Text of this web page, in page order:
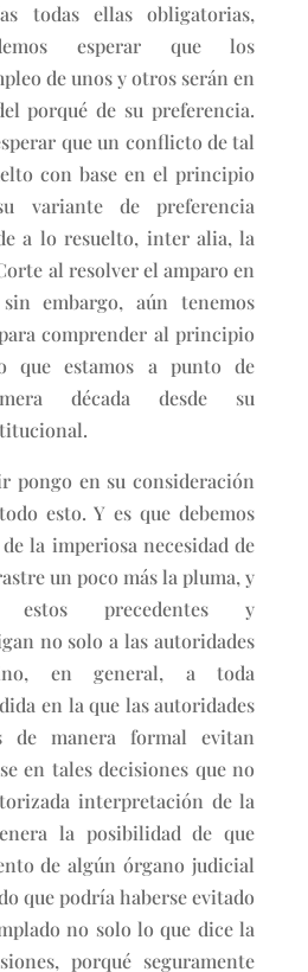
todas ellas obligatorias,
esperar que los
de unos y otros serán en
porqué de su preferencia.
que un conflicto de tal
con base en el principio
variante de preferencia
a lo resuelto, inter alia, la
al resolver el amparo en
embargo, aún tenemos
comprender al principio
que estamos a punto de
década desde su
pongo en su consideración
esto. Y es que debemos
la imperiosa necesidad de
un poco más la pluma, y
estos precedentes y
no solo a las autoridades
en general, a toda
en la que las autoridades
de manera formal evitan
en tales decisiones que no
interpretación de la
la posibilidad de que
de algún órgano judicial
que podría haberse evitado
no solo lo que dice la
porqué seguramente